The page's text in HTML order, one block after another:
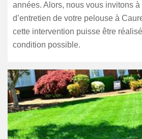
années. Alors, nous vous invitons
d’entretien de votre pelouse à
cette intervention puisse être
condition possible.